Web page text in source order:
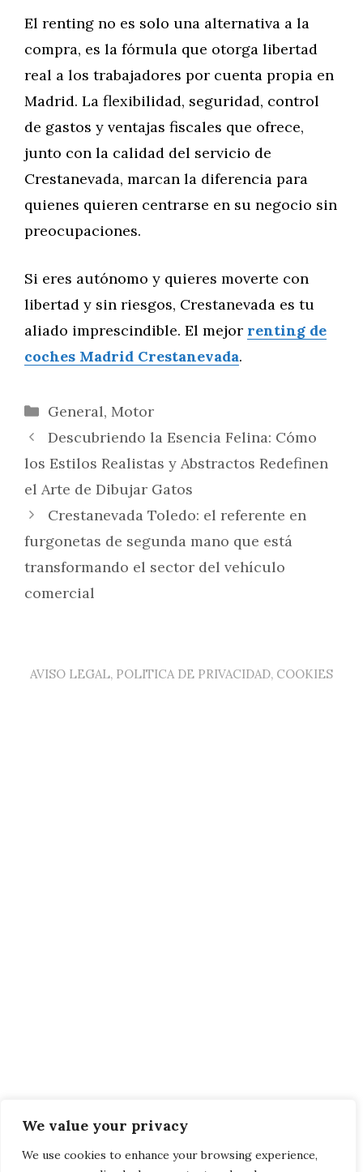
We value your privacy
We use cookies to enhance your browsing experience,
El renting no es solo una alternativa a la
compra, es la fórmula que otorga libertad
real a los trabajadores por cuenta propia en
Madrid. La flexibilidad, seguridad, control
de gastos y ventajas fiscales que ofrece,
junto con la calidad del servicio de
Crestanevada, marcan la diferencia para
quienes quieren centrarse en su negocio sin
preocupaciones.
Si eres autónomo y quieres moverte con
libertad y sin riesgos, Crestanevada es tu
aliado imprescindible. El mejor renting de
coches Madrid Crestanevada.
Categorías
General, Motor
Descubriendo la Esencia Felina: Cómo
los Estilos Realistas y Abstractos Redefinen
el Arte de Dibujar Gatos
Crestanevada Toledo: el referente en
furgonetas de segunda mano que está
transformando el sector del vehículo
comercial
AVISO LEGAL, POLITICA DE PRIVACIDAD, COOKIES